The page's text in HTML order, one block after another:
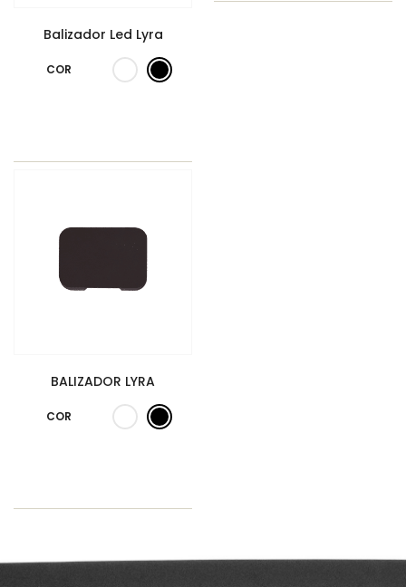
Balizador Led Lyra
COR
BALIZADOR LYRA
COR